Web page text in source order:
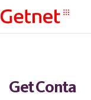
Get Conta